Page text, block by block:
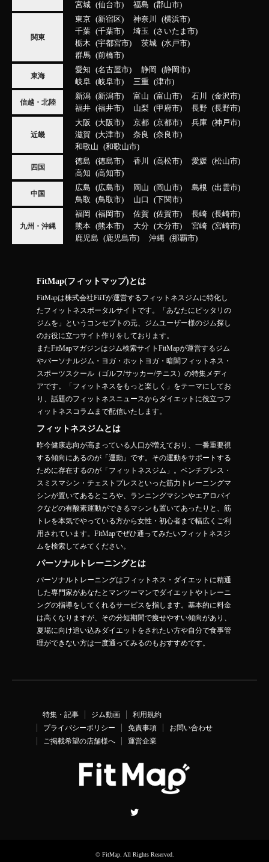
宮城
仙台市 福島 郡山市
関東
東京 新宿区 神奈川
横浜市
千葉
千葉市 埼玉
さいたま市
栃木
宇都宮市 茨城
水戸市
群馬
前橋市
東海
愛知 名古屋市 静岡
静岡市
岐阜
岐阜市 三重 津市
信越・北陸
新潟 新潟市 富山 富山市 石川
金沢市
福井
福井市 山梨 甲府市 長野 長野市
近畿
大阪 大阪市 京都 京都市 兵庫
神戸市
滋賀
大津市 奈良
奈良市
和歌山
和歌山市
四国
徳島 徳島市 香川 高松市 愛媛
松山市
高知
高知市
中国
広島 広島市 岡山 岡山市 島根
出雲市
鳥取
鳥取市 山口 下関市
九州・沖縄
福岡 福岡市 佐賀 佐賀市 長崎
長崎市
熊本
熊本市 大分 大分市 宮崎
宮崎市
鹿児島
鹿児島市 沖縄 那覇市
FitMap(フィットマップ)とは
FitMapは株式会社FiiTが運営するフィットネスジムに特化し
たフィットネスポータルサイトです。「あなたにピッタリの
ジムを」というコンセプトの元、ジムユーザー様のジム探し
のお役に立つサイト作りをしております。
またFitMapマガジンはジム検索サイトFitMapが運営するジム
やパーソナルジム・ヨガ・ホットヨガ・暗闇フィットネス・
スポーツスクール（ゴルフ/サッカー/テニス）の特集メディ
アです。「フィットネスをもっと楽しく」をテーマにしてお
り、話題のフィットネスニュースからダイエットに役立つフ
ィットネスコラムまで配信いたします。
フィットネスジムとは
昨今健康志向が高まっている人口が増えており、一番重要視
する傾向にあるのが「運動」です。その運動をサポートする
ために存在するのが「フィットネスジム」。ベンチプレス・
スミスマシン・チェストプレスといった筋力トレーニングマ
シンが置いてあるところや、ランニングマシンやエアロバイ
クなどの有酸素運動ができるマシンも置いてあったりと、筋
トレを本気でやっている方から女性・初心者まで幅広くご利
用されています。FitMapでぜひ通ってみたいフィットネスジ
ムを検索してみてください。
パーソナルトレーニングとは
パーソナルトレーニングはフィットネス・ダイエットに精通
した専門家があなたとマンツーマンでダイエットやトレーニ
ングの指導をしてくれるサービスを指します。基本的に料金
は高くなりますが、その分短期間で痩せやすい傾向があり、
夏場に向け追い込みダイエットをされたい方や自分で食事管
理ができない方は一度通ってみるのもおすすめです。
特集・記事 ジム動画
利用規約
プライバシーポリシー
免責事項
お問い合わせ
ご掲載希望の店舗様へ
運営企業
© FitMap. All Rights Reserved.